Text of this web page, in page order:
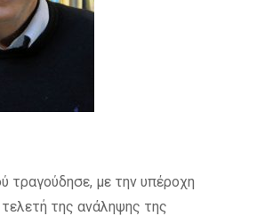
τραγούδησε, με την υπέροχη
της ανάληψης της